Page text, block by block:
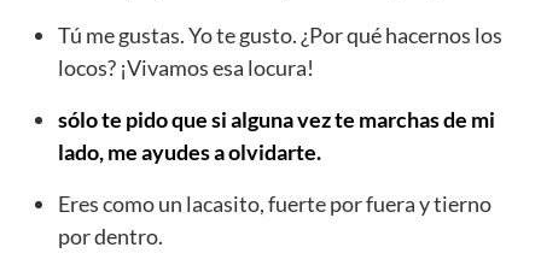
Tú me gustas. Yo te gusto. ¿Por qué hacernos los
locos? ¡Vivamos esa locura!
sólo te pido que si alguna vez te marchas de mi
lado, me ayudes a olvidarte.
Eres como un lacasito, fuerte por fuera y tierno
por dentro.